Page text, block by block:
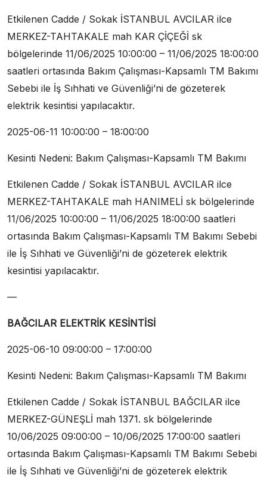
Etkilenen Cadde / Sokak İSTANBUL AVCILAR ilce
MERKEZ-TAHTAKALE mah KAR ÇİÇEĞİ sk
bölgelerinde 11/06/2025 10:00:00 – 11/06/2025 18:00:00
saatleri ortasında Bakım Çalışması-Kapsamlı TM Bakımı
Sebebi ile İş Sıhhati ve Güvenliği’ni de gözeterek
elektrik kesintisi yapılacaktır.
2025-06-11 10:00:00 – 18:00:00
Kesinti Nedeni: Bakım Çalışması-Kapsamlı TM Bakımı
Etkilenen Cadde / Sokak İSTANBUL AVCILAR ilce
MERKEZ-TAHTAKALE mah HANIMELİ sk bölgelerinde
11/06/2025 10:00:00 – 11/06/2025 18:00:00 saatleri
ortasında Bakım Çalışması-Kapsamlı TM Bakımı Sebebi
ile İş Sıhhati ve Güvenliği’ni de gözeterek elektrik
kesintisi yapılacaktır.
—
BAĞCILAR ELEKTRİK KESİNTİSİ
2025-06-10 09:00:00 – 17:00:00
Kesinti Nedeni: Bakım Çalışması-Kapsamlı TM Bakımı
Etkilenen Cadde / Sokak İSTANBUL BAĞCILAR ilce
MERKEZ-GÜNEŞLİ mah 1371. sk bölgelerinde
10/06/2025 09:00:00 – 10/06/2025 17:00:00 saatleri
ortasında Bakım Çalışması-Kapsamlı TM Bakımı Sebebi
ile İş Sıhhati ve Güvenliği’ni de gözeterek elektrik